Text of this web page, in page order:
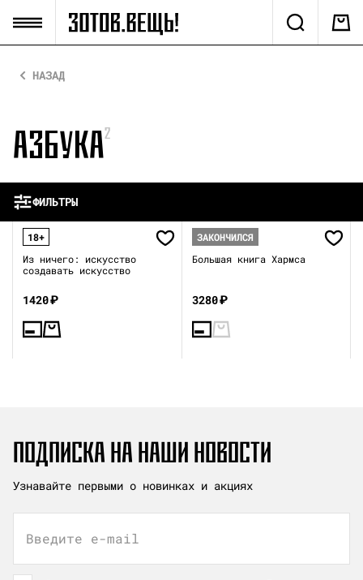
НАЗАД
АЗБУКА2
ФИЛЬТРЫ
18+
Из ничего: искусство
создавать искусство
1420₽
ЗАКОНЧИЛСЯ
Большая книга Хармса
3280₽
ПОДПИСКА НА НАШИ НОВОСТИ
Узнавайте первыми о новинках и акциях
Введите e-mail